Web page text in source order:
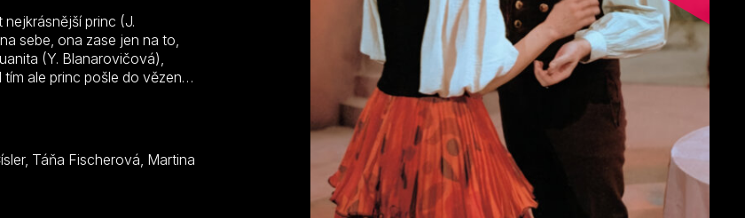
princ (J.
sebe, ona zase jen na to,
(Y. Blanarovičová),
ale princ pošle do vězení
místo ze zlata. Mudrcova